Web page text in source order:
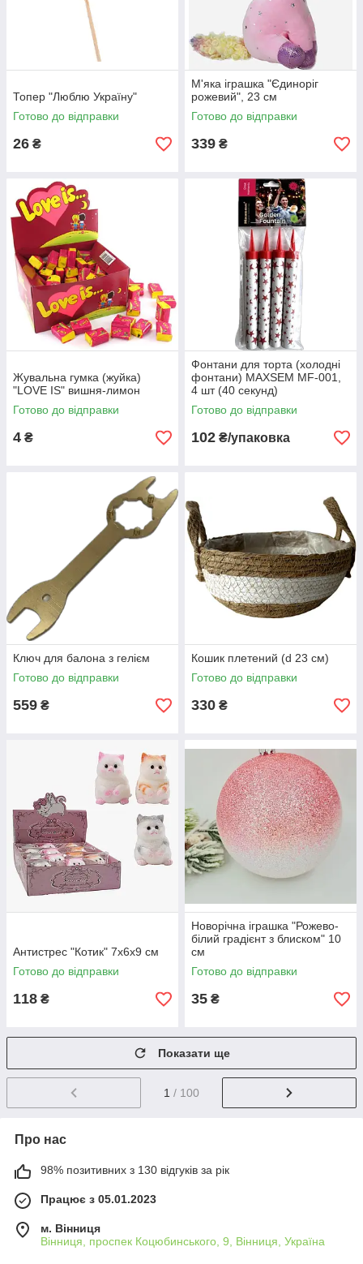
Топер "Люблю Україну"
Готово до відправки
26 ₴
М'яка іграшка "Єдиноріг
рожевий", 23 см
Готово до відправки
339 ₴
Жувальна гумка (жуйка)
"LOVE IS" вишня-лимон
Готово до відправки
4 ₴
Фонтани для торта (холодні
фонтани) MAXSEM MF-001,
4 шт (40 секунд)
Готово до відправки
102 ₴/упаковка
Ключ для балона з гелієм
Готово до відправки
559 ₴
Кошик плетений (d 23 см)
Готово до відправки
330 ₴
Антистрес "Котик" 7х6х9 см
Готово до відправки
118 ₴
Новорічна іграшка "Рожево-
білий градієнт з блиском" 10
см
Готово до відправки
35 ₴
Показати ще
1 / 100
Про нас
98% позитивних з 130 відгуків за рік
Працює з 05.01.2023
м. Вінниця
Вінниця, проспек Коцюбинського, 9, Вінниця, Україна